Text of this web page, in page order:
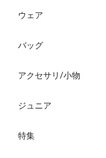
ウェア
バッグ
アクセサリ/小物
ジュニア
特集